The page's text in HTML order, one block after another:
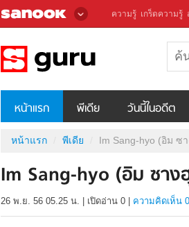
ความรู้ เกร็ดความรู้
หน้าแรก พีเดีย วันนี้ในอดีต
หน้าแรก พีเดีย Im Sang-hyo (อิม ซ
Im Sang-hyo (อิม ซาง
26 พ.ย. 56 05.25 น. เปิดอ่าน 0 ความคิดเห็น 0